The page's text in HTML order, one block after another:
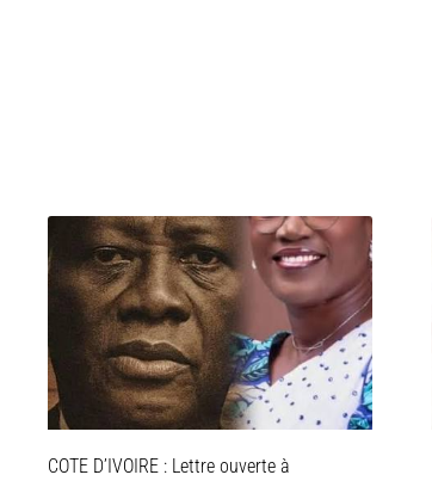
COTE D’IVOIRE : Lettre ouverte à